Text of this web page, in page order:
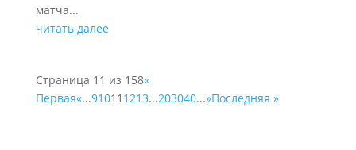
матча...
читать далее
Страница 11 из 158«
Первая«...91011 1213...203040...»Последняя »